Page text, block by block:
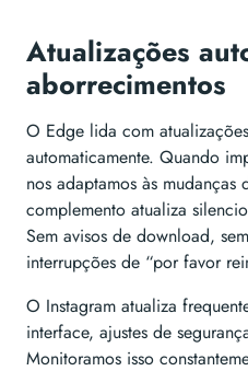
Atualizações
aborrecimentos
O Edge lida com
automaticamente. Quando
nos adaptamos às mudanças
complemento atualiza
Sem avisos de download,
interrupções de “por favor
O Instagram atualiza
interface, ajustes de
Monitoramos isso